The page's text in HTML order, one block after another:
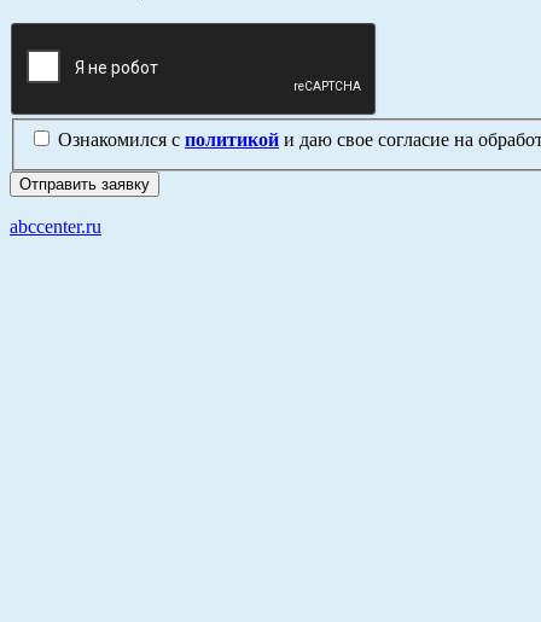
Ознакомился с политикой и даю свое согласие на
abccenter.ru